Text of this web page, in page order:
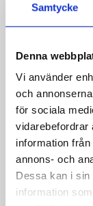
Samtycke
Denna
Vi använder
och
för sociala
vidarebefordrar
information
annons- och
Dessa kan i sin
information
Grå Sand
Storlek
Kvantitet
 Sista